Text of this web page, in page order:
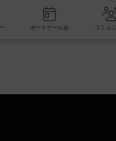
新着レビュー ボードゲーム会